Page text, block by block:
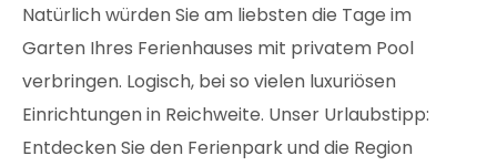
Natürlich würden Sie am liebsten die Tage im
Garten Ihres Ferienhauses mit privatem Pool
verbringen. Logisch, bei so vielen luxuriösen
Einrichtungen in Reichweite. Unser Urlaubstipp:
Entdecken Sie den Ferienpark und die Region